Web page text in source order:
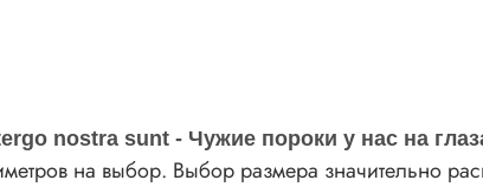
nostra sunt - Чужие пороки у нас на
на выбор. Выбор размера значительно